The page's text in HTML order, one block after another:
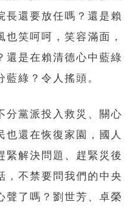
長還要放任嗎？還是賴
笑呵呵，笑容滿面，
還是在賴清德心中藍綠
綠？令人搖頭。
分黨派投入救災、關心
也還在恢復家園，國人
緊解決問題、趕緊災後
，不禁要問我們的中央
聲了嗎？劉世芳、卓榮